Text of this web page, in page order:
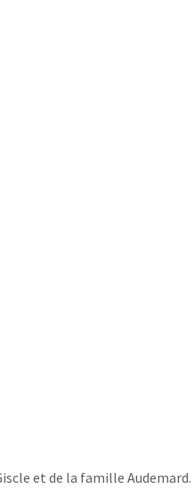
et de la famille Audemard.